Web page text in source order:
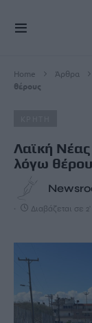
Home Άρθρα
θέρους
Λαϊκή
λόγω
Διαβάζεται σε 2'